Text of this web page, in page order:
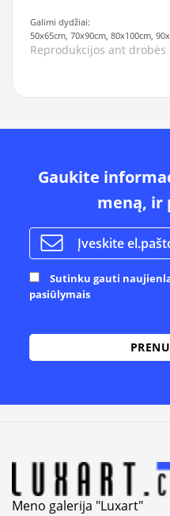
Galimi dydžiai:
50x65cm, 70x90cm, 80x100cm,
Reprodukcijos ant drobės
Gaukite
meną, ir
Sutinku gauti
pasiūlymais
Meno galerija "Luxart"